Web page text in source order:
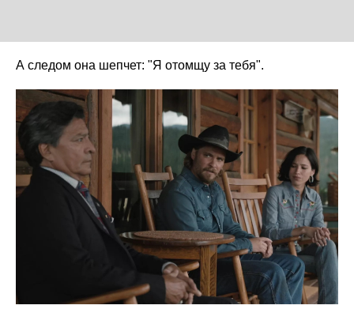
А следом она шепчет: "Я отомщу за тебя".